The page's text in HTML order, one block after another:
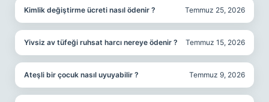
Kimlik değiştirme ücreti nasıl ödenir ? Temmuz 25, 2026
Yivsiz av tüfeği ruhsat harcı nereye ödenir ? Temmuz 15, 2026
Ateşli bir çocuk nasıl uyuyabilir ? Temmuz 9, 2026